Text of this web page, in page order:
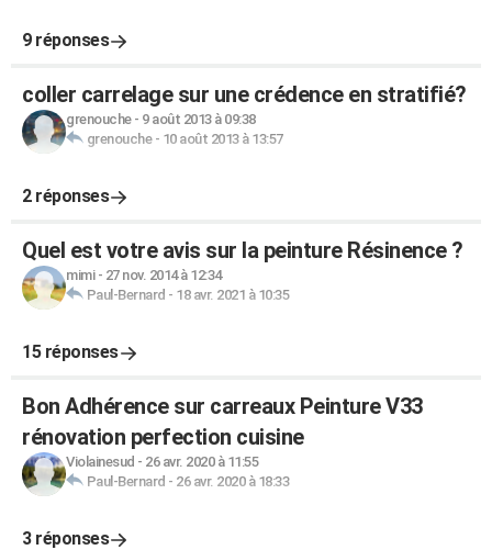
9 réponses
coller carrelage sur une crédence en stratifié?
grenouche- 9 août 2013 à 09:38
grenouche- 10 août 2013 à 13:57
2 réponses
Quel est votre avis sur la peinture Résinence ?
mimi- 27 nov. 2014 à 12:34
Paul-Bernard - 18 avr. 2021 à 10:35
15 réponses
Bon Adhérence sur carreaux Peinture V33
rénovation perfection cuisine
Violainesud - 26 avr. 2020 à 11:55
Paul-Bernard - 26 avr. 2020 à 18:33
3 réponses